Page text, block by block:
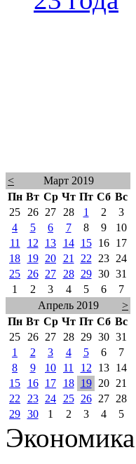
<
Март 2019
Пн Вт Ср Чт Пт Сб Вс
25
26 27 28 1 2
3
4
5 6 7 8 9
10
11
12 13 14 15 16
17
18
19 20 21 22 23
24
25
26 27 28 29 30 31
1
2 3 4 5 6
7
Апрель 2019
>
Пн Вт Ср Чт Пт Сб Вс
25
26 27 28 29 30 31
1
2 3 4 5 6
7
8
9 10 11 12 13
14
15
16 17 18 19 20
21
22
23 24 25 26 27
28
29 30 1 2 3 4 5
Экономика